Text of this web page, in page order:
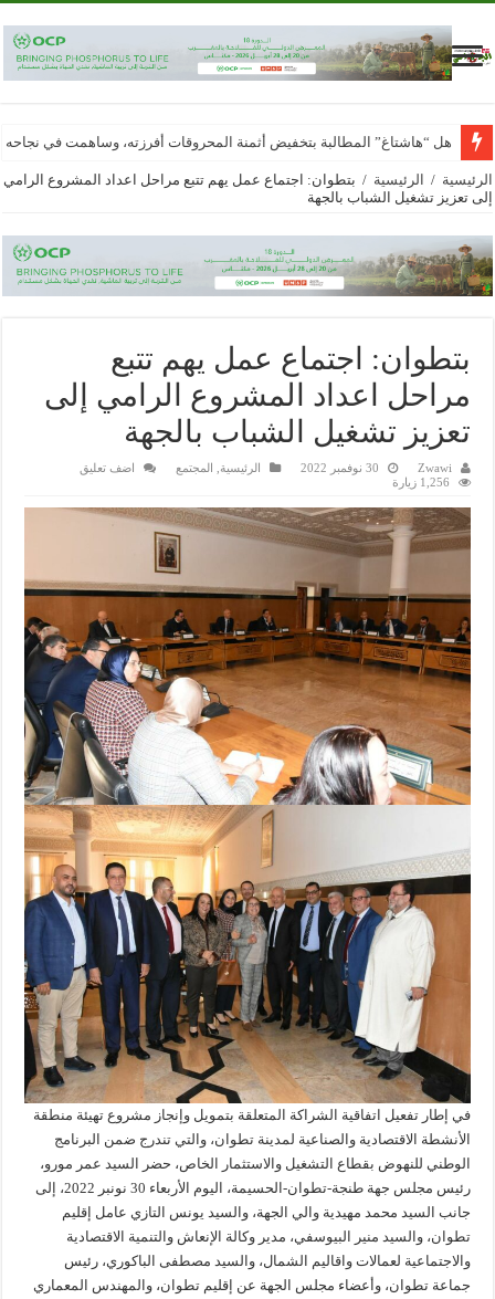
هل “هاشتاغ” المطالبة بتخفيض أثمنة المحروقات أفرزته، وساهمت في
الرئيسية / الرئيسية / بتطوان: اجتماع عمل يهم تتبع مراحل اعداد المشروع الرامي
إلى تعزيز تشغيل الشباب بالجهة
بتطوان: اجتماع عمل يهم تتبع
مراحل اعداد المشروع الرامي إلى
تعزيز تشغيل الشباب بالجهة
Zwawi 30 نوفمبر 2022 الرئيسية المجتمع
اضف تعليق
1,256 زيارة
في إطار تفعيل اتفاقية الشراكة المتعلقة بتمويل وإنجاز مشروع تهيئة منطقة
الأنشطة الاقتصادية والصناعية لمدينة تطوان، والتي تندرج ضمن البرنامج
الوطني للنهوض بقطاع التشغيل والاستثمار الخاص، حضر السيد عمر مورو،
رئيس مجلس جهة طنجة-تطوان-الحسيمة، اليوم الأربعاء 30 نونبر 2022، إلى
جانب السيد محمد مهيدية والي الجهة، والسيد يونس التازي عامل إقليم
تطوان، والسيد منير البيوسفي، مدير وكالة الإنعاش والتنمية الاقتصادية
والاجتماعية لعمالات واقاليم الشمال، والسيد مصطفى الباكوري، رئيس
جماعة تطوان، وأعضاء مجلس الجهة عن إقليم تطوان، والمهندس المعماري